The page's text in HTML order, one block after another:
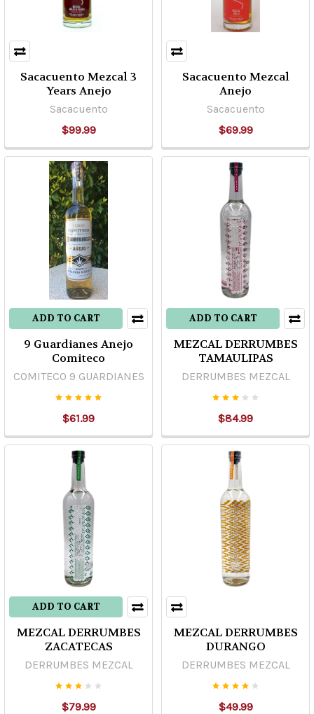
Sacacuento Mezcal 3
Years Anejo
Sacacuento
$99.99
Sacacuento Mezcal
Anejo
Sacacuento
$69.99
ADD TO CART
9 Guardianes Anejo
Comiteco
COMITECO 9 GUARDIANES
$61.99
ADD TO CART
MEZCAL DERRUMBES
TAMAULIPAS
DERRUMBES MEZCAL
$84.99
ADD TO CART
MEZCAL DERRUMBES
ZACATECAS
DERRUMBES MEZCAL
$79.99
MEZCAL DERRUMBES
DURANGO
DERRUMBES MEZCAL
$49.99